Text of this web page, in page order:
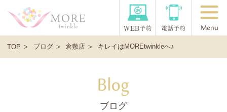
TOP ブログ 倉敷店 キレイはMOREtwinkleへ♪
ブログ